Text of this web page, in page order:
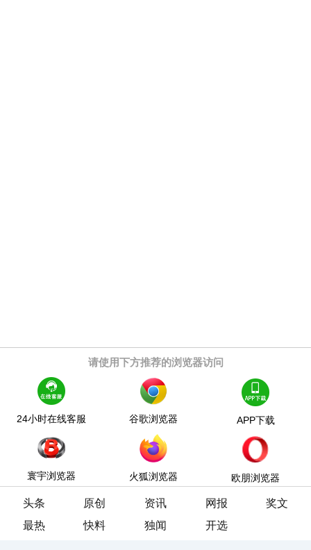
请使用下方推荐的浏览器访问
24小时在线客服 谷歌浏览器 APP下载
寰宇浏览器 火狐浏览器 欧朋浏览器
头条 原创 资讯 网报
奖文
最热
快料 独闻 开选